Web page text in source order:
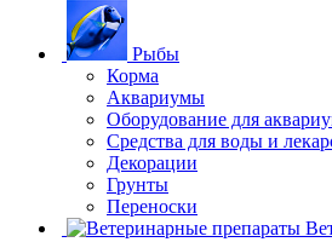
Рыбы
Корма
Аквариумы
Оборудование для
Средства для воды и
Декорации
Грунты
Переноски